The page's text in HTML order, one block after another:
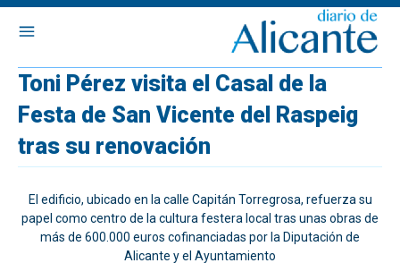
Toni Pérez visita el Casal de la
Festa de San Vicente del Raspeig
tras su renovación
El edificio, ubicado en la calle Capitán Torregrosa, refuerza su
papel como centro de la cultura festera local tras unas obras de
más de 600.000 euros cofinanciadas por la Diputación de
Alicante y el Ayuntamiento